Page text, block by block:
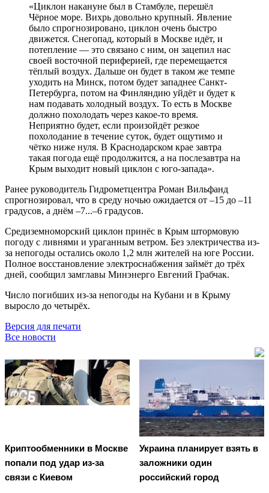
«Циклон накануне был в Стамбуле, перешёл
Чёрное море. Вихрь довольно крупный. Явление
было спрогнозировано, циклон очень быстро
движется. Снегопад, который в Москве идёт, и
потепление — это связано с ним, он зацепил нас
своей восточной периферией, где перемещается
тёплый воздух. Дальше он будет в таком же темпе
уходить на Минск, потом будет западнее Санкт-
Петербурга, потом на Финляндию уйдёт и будет к
нам подавать холодный воздух. То есть в Москве
должно похолодать через какое-то время.
Неприятно будет, если произойдёт резкое
похолодание в течение суток, будет ощутимо и
чётко ниже нуля. В Краснодарском крае завтра
такая погода ещё продолжится, а на послезавтра на
Крым выходит новый циклон с юго-запада».
Ранее руководитель Гидрометцентра Роман Вильфанд
спрогнозировал, что в среду ночью ожидается от –15 до –11
градусов, а днём –7...–6 градусов.
Средиземноморский циклон принёс в Крым штормовую
погоду с ливнями и ураганным ветром. Без электричества из-
за непогоды остались около 1,2 млн жителей на юге России.
Полное восстановление электроснабжения займёт до трёх
дней, сообщил замглавы Минэнерго Евгений Грабчак.
Число погибших из-за непогоды на Кубани и в Крыму
выросло до четырёх.
Версия для печати
Все новости
Криптообменники в Москве
попали под удар из-за
связи с Киевом
Украина планирует взять в
заложники один
российский город